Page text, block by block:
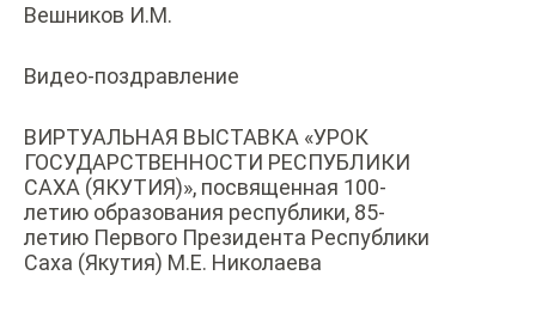
Вешников И.М.
Видео-поздравление
ВИРТУАЛЬНАЯ ВЫСТАВКА «УРОК
ГОСУДАРСТВЕННОСТИ РЕСПУБЛИКИ
САХА (ЯКУТИЯ)», посвященная 100-
летию образования республики, 85-
летию Первого Президента Республики
Саха (Якутия) М.Е. Николаева